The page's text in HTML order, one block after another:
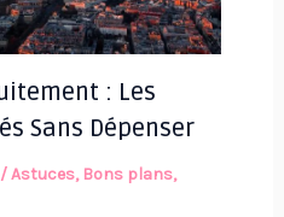
: Les
Sans Dépenser
/Astuces, Bons plans,